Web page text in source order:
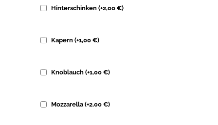
Hinterschinken (+2,00 €)
Kapern (+1,00 €)
Knoblauch (+1,00 €)
Mozzarella (+2,00 €)